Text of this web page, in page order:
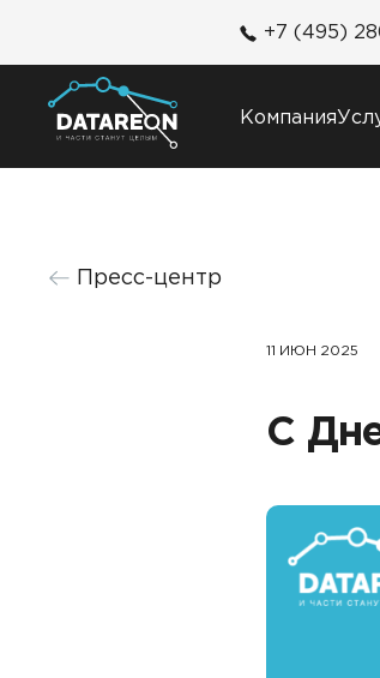
+7 (495)
Компания
О компании
Пресс-центр
11 ИЮН 2025
С